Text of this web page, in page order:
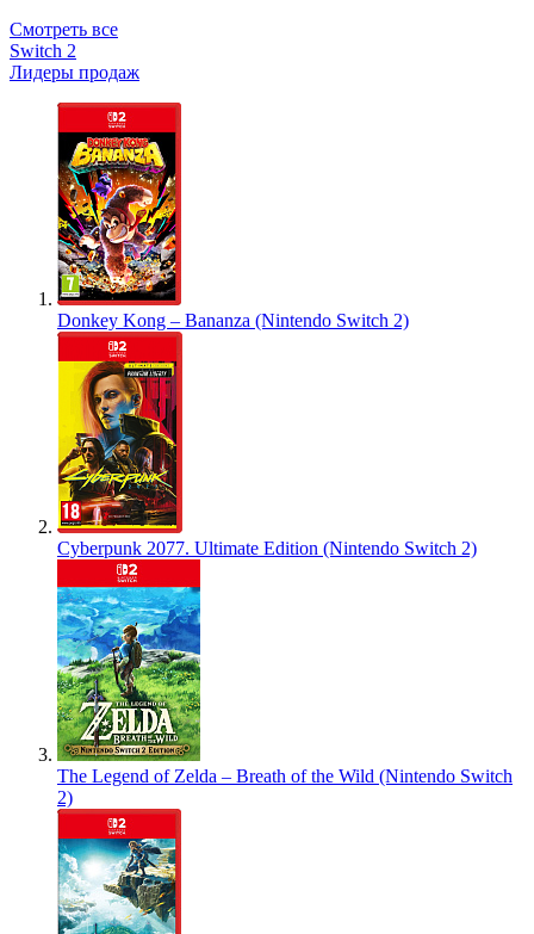
Смотреть все
Switch 2
Лидеры продаж
Donkey Kong – Bananza (Nintendo Switch 2)
Cyberpunk 2077. Ultimate Edition (Nintendo Switch 2)
The Legend of Zelda – Breath of the Wild (Nintendo Switch
2)